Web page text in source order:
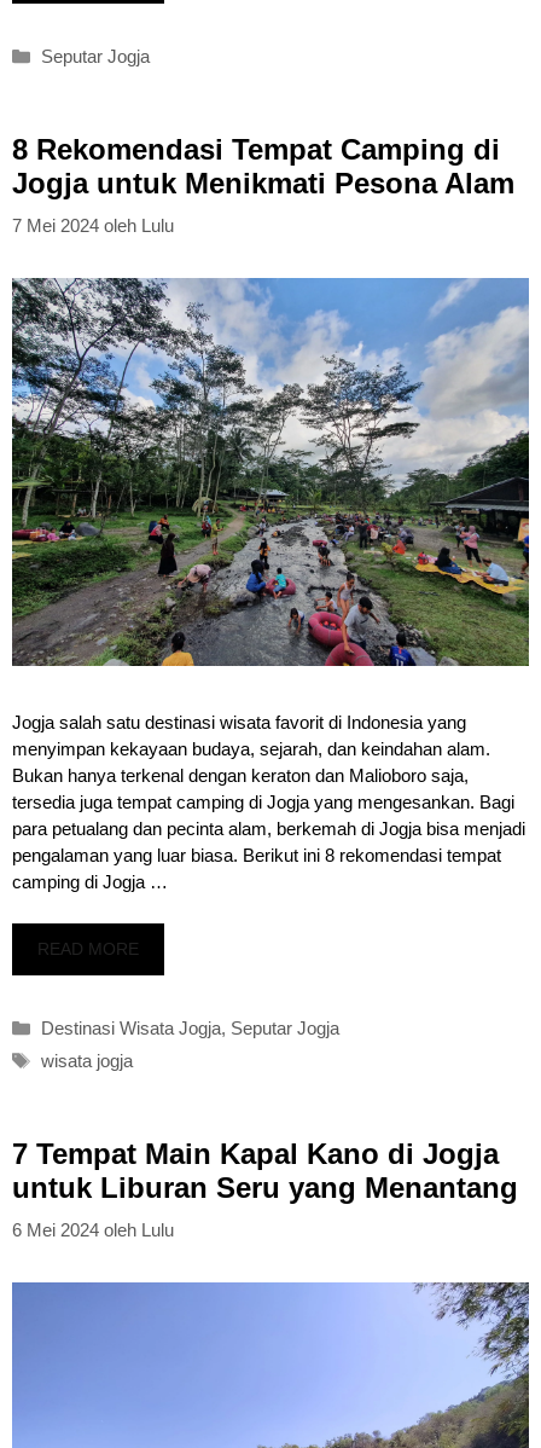
Kategori
Seputar Jogja
8 Rekomendasi Tempat Camping di
Jogja untuk Menikmati Pesona Alam
7 Mei 2024 oleh Lulu
Jogja salah satu destinasi wisata favorit di Indonesia yang
menyimpan kekayaan budaya, sejarah, dan keindahan alam.
Bukan hanya terkenal dengan keraton dan Malioboro saja,
tersedia juga tempat camping di Jogja yang mengesankan. Bagi
para petualang dan pecinta alam, berkemah di Jogja bisa menjadi
pengalaman yang luar biasa. Berikut ini 8 rekomendasi tempat
camping di Jogja …
READ MORE
Kategori
Destinasi Wisata Jogja, Seputar Jogja
Tag
wisata jogja
7 Tempat Main Kapal Kano di Jogja
untuk Liburan Seru yang Menantang
6 Mei 2024 oleh Lulu